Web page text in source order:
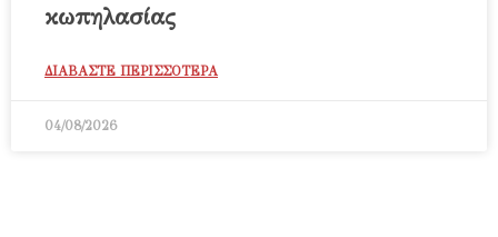
κωπηλασίας
ΔΙΑΒΑΣΤΕ ΠΕΡΙΣΣΟΤΕΡΑ
04/08/2026